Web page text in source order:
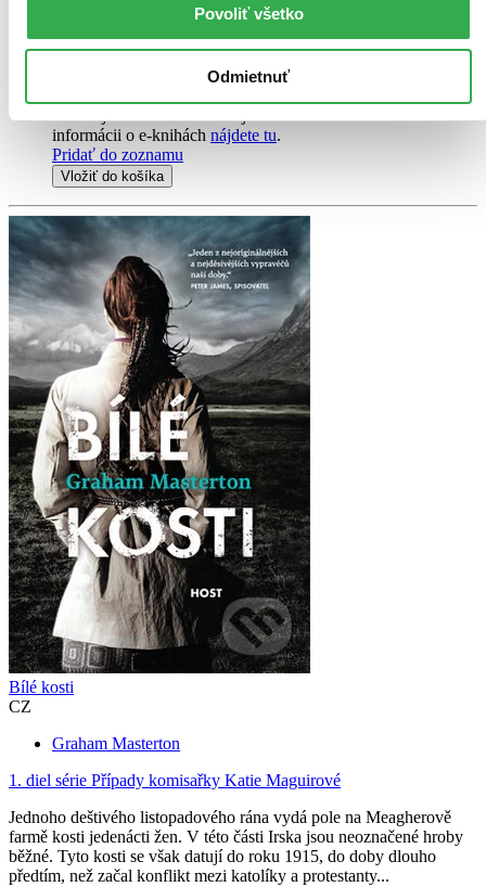
Povoliť všetko
Odmietnuť
E-kniha PDF EPUB MOBI
8,49 €
informácii o e-knihách nájdete tu.
Pridať do zoznamu
Vložiť do košíka
Bílé kosti
CZ
Graham Masterton
1. diel série Případy komisařky Katie Maguirové
Jednoho deštivého listopadového rána vydá pole na Meagherově
farmě kosti jedenácti žen. V této části Irska jsou neoznačené hroby
běžné. Tyto kosti se však datují do roku 1915, do doby dlouho
předtím, než začal konflikt mezi katolíky a protestanty...